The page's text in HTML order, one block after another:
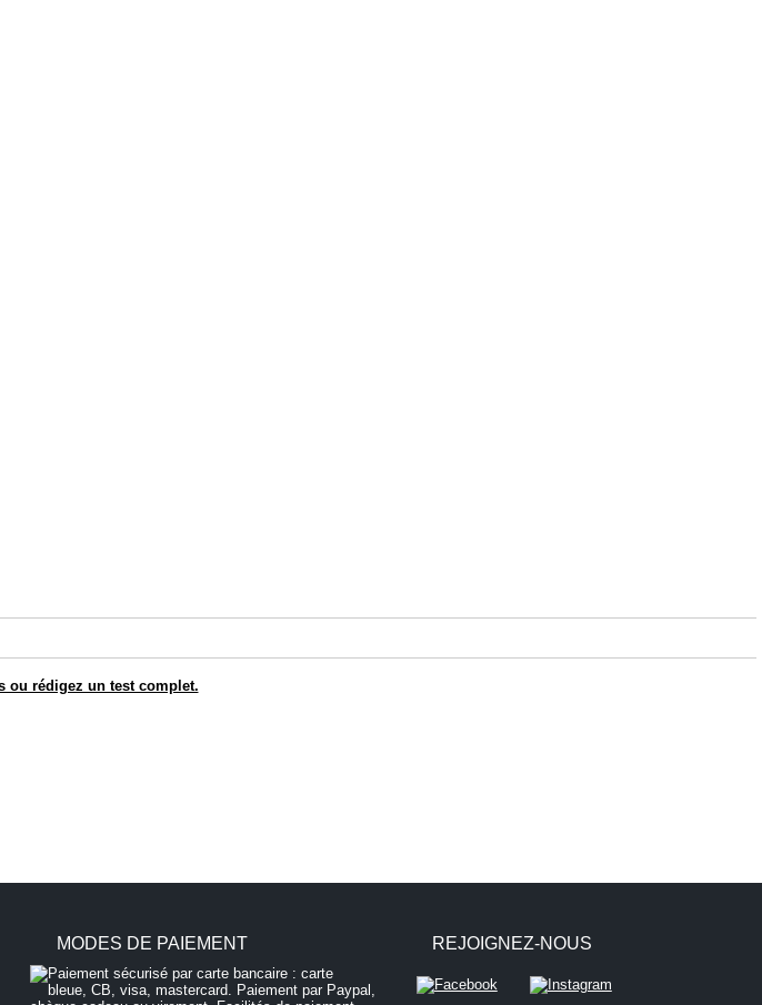
ou rédigez un test complet.
MODES DE PAIEMENT REJOIGNEZ-NOUS